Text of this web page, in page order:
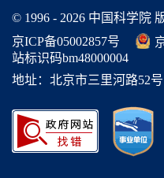
© 1996 - 2026 中国科学院
京ICP备05002857号
站标识码bm48000004
地址：北京市三里河路52